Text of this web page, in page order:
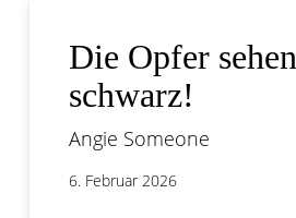
Die Opfer sehen
schwarz!
Angie Someone
6. Februar 2026